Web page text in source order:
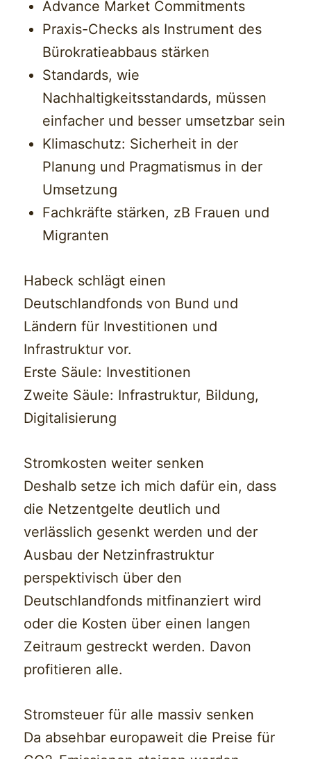
Advance Market Commitments
Praxis-Checks als Instrument des
Bürokratieabbaus stärken
Standards, wie
Nachhaltigkeitsstandards, müssen
einfacher und besser umsetzbar sein
Klimaschutz: Sicherheit in der
Planung und Pragmatismus in der
Umsetzung
Fachkräfte stärken, zB Frauen und
Migranten
Habeck schlägt einen
Deutschlandfonds von Bund und
Ländern für Investitionen und
Infrastruktur vor.
Erste Säule: Investitionen
Zweite Säule: Infrastruktur, Bildung,
Digitalisierung
Stromkosten weiter senken
Deshalb setze ich mich dafür ein, dass
die Netzentgelte deutlich und
verlässlich gesenkt werden und der
Ausbau der Netzinfrastruktur
perspektivisch über den
Deutschlandfonds mitfinanziert wird
oder die Kosten über einen langen
Zeitraum gestreckt werden. Davon
profitieren alle.
Stromsteuer für alle massiv senken
Da absehbar europaweit die Preise für